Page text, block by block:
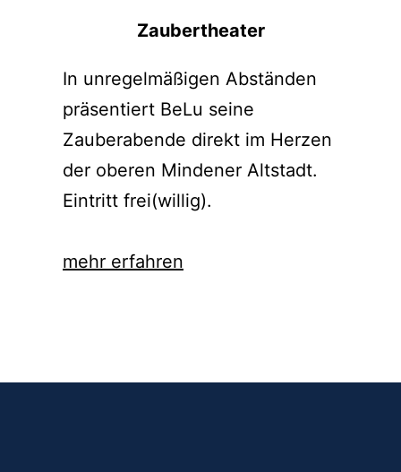
Zaubertheater
In unregelmäßigen Abständen
präsentiert BeLu seine
Zauberabende direkt im Herzen
der oberen Mindener Altstadt.
Eintritt frei(willig).
mehr erfahren